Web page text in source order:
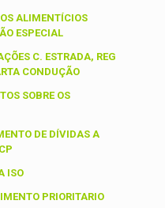
ALIMENTÍCIOS
ESPECIAL
C. ESTRADA, REG
CONDUÇÃO
SOBRE OS
DE DÍVIDAS A
ISO
PRIORITARIO